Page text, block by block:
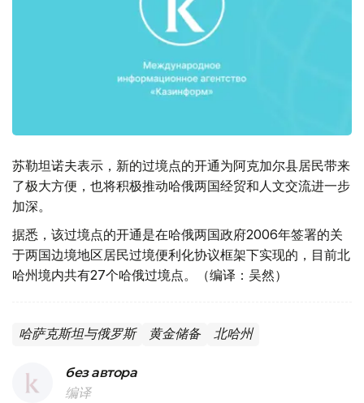
苏勒坦诺夫表示，新的过境点的开通为阿克加尔县居民带来
了极大方便，也将积极推动哈俄两国经贸和人文交流进一步
加深。
据悉，该过境点的开通是在哈俄两国政府2006年签署的关
于两国边境地区居民过境便利化协议框架下实现的，目前北
哈州境内共有27个哈俄过境点。（编译：吴然）
哈萨克斯坦与俄罗斯 黄金储备 北哈州
без автора
编译